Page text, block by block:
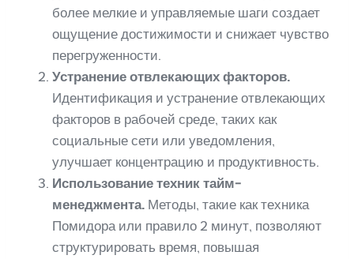
более мелкие и управляемые шаги создает
ощущение достижимости и снижает чувство
перегруженности.
Устранение отвлекающих факторов.
Идентификация и устранение отвлекающих
факторов в рабочей среде, таких как
социальные сети или уведомления,
улучшает концентрацию и продуктивность.
Использование техник тайм-
менеджмента. Методы, такие как техника
Помидора или правило 2 минут, позволяют
структурировать время, повышая